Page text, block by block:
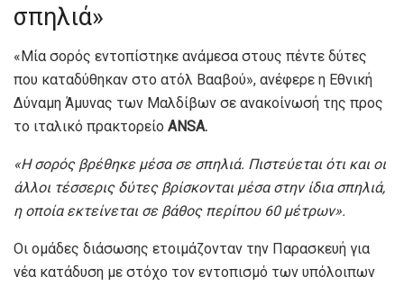
σπηλιά»
«Μία σορός εντοπίστηκε ανάμεσα στους πέντε δύτες
που καταδύθηκαν στο ατόλ Βααβού», ανέφερε η Εθνική
Δύναμη Άμυνας των Μαλδίβων σε ανακοίνωσή της προς
το ιταλικό πρακτορείο ANSA.
«Η σορός βρέθηκε μέσα σε σπηλιά. Πιστεύεται ότι και οι
άλλοι τέσσερις δύτες βρίσκονται μέσα στην ίδια σπηλιά,
η οποία εκτείνεται σε βάθος περίπου 60 μέτρων».
Οι ομάδες διάσωσης ετοιμάζονταν την Παρασκευή για
νέα κατάδυση με στόχο τον εντοπισμό των υπόλοιπων